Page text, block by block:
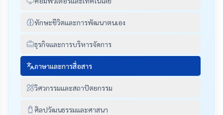
ทักษะชีวิตและการพัฒนาตนเอง
ธุรกิจและการบริหารจัดการ
ภาษาและการสื่อสาร
วิศวกรรมและสถาปัตยกรรม
ศิลปวัฒนธรรมและศาสนา